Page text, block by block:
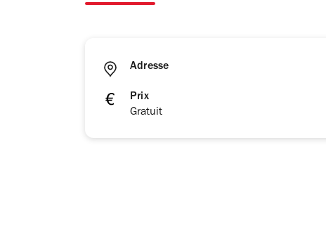
Adresse
Prix
Gratuit